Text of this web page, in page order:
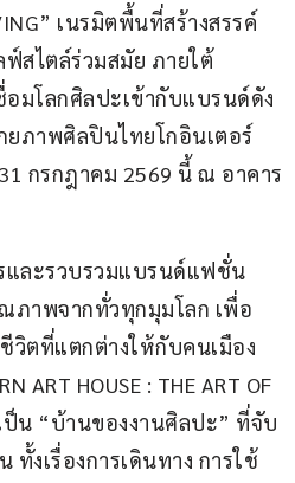
เนรมิตพื้นที่สร้างสรรค์
สไตล์ร่วมสมัย ภายใต้
อมโลกศิลปะเข้ากับแบรนด์ดัง
ภาพศิลปินไทยโกอินเตอร์
กรกฎาคม 2569 นี้ ณ อาคาร
และรวบรวมแบรนด์แฟชั่น
ภาพจากทั่วทุกมุมโลก เพื่อ
วิตที่แตกต่างให้กับคนเมือง
ART HOUSE : THE ART OF
น “บ้านของงานศิลปะ” ที่จับ
ทั้งเรื่องการเดินทาง การใช้